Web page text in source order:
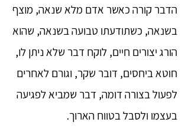
הדבר קורה כאשר אדם מלא שנאה, מוצף
בשנאה, כשתודעתו טבועה בשנאה, שהוא
הורג יצורים חיים, לוקח דבר שלא ניתן לו,
חוטא ביחסים, דובר שקר, וגורם לאחרים
לפעול בצורה דומה, דבר שמביא לפגיעה
בעצמו ולסבל בטווח הארוך.